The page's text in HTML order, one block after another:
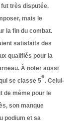
très disputée.
mais le
la fin du combat.
satisfaits des
qualifiés pour la
À noter aussi
se classe 5
e
. Celui-
de même pour le
son manque
podium et sa